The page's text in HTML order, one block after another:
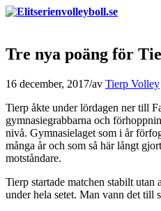
Tre nya poäng för
16 december, 2017/av Tierp Volley
Tierp åkte under lördagen ner till
gymnasiegrabbarna och
nivå. Gymnasielaget som i år
många år och som så här långt
motståndare.
Tierp startade matchen stabilt utan
under hela setet. Man vann det till